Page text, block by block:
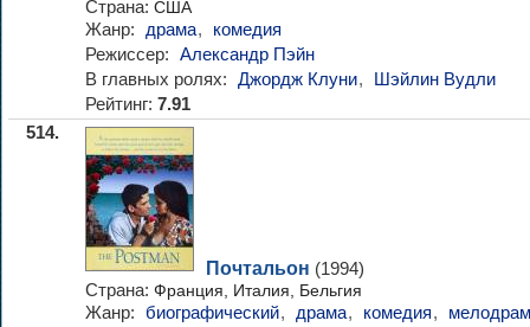
Страна: США
Жанр: драма,
комедия
Режиссер: Александр Пэйн
В главных ролях: Джордж Клуни,
Шэйлин Вудли
Рейтинг: 7.91
514.
Почтальон (1994)
Страна: Франция, Италия, Бельгия
Жанр: биографический, драма, комедия,